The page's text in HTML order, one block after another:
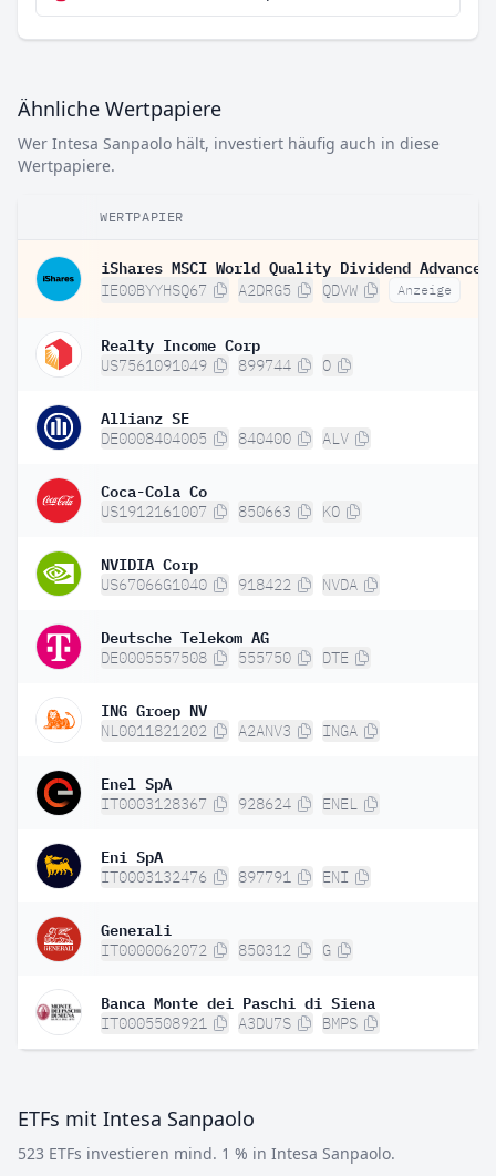
Ähnliche Wertpapiere
Wer Intesa Sanpaolo hält, investiert häufig auch in diese
Wertpapiere.
WERTPAPIER
IE00BYYHSQ67 A2DRG5 QDVW Anzeige
Realty Income Corp
US7561091049 899744 O
Allianz SE
DE0008404005 840400 ALV
Coca-Cola Co
US1912161007 850663 KO
NVIDIA Corp
US67066G1040 918422 NVDA
Deutsche Telekom AG
DE0005557508 555750 DTE
ING Groep NV
NL0011821202 A2ANV3 INGA
Enel SpA
IT0003128367 928624 ENEL
Eni SpA
IT0003132476 897791 ENI
Generali
IT0000062072 850312 G
Banca Monte dei Paschi di Siena
IT0005508921 A3DU7S BMPS
ETFs mit Intesa Sanpaolo
523 ETFs investieren mind. 1 % in Intesa Sanpaolo.